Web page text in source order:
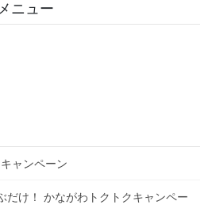
ニュー
ャンペーン
だけ！ かながわトクトクキャンペー